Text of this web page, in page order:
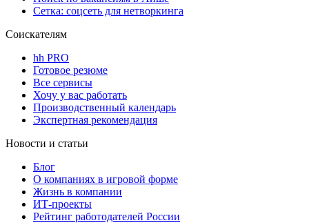
Сетка: соцсеть для нетворкинга
Соискателям
hh PRO
Готовое резюме
Все сервисы
Хочу у вас работать
Производственный календарь
Экспертная рекомендация
Новости и статьи
Блог
О компаниях в игровой форме
Жизнь в компании
ИТ-проекты
Рейтинг работодателей России